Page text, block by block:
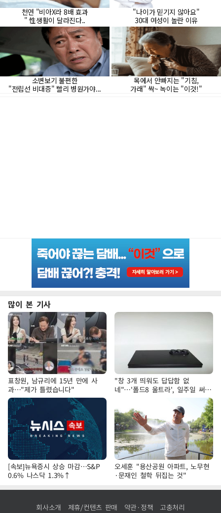
많이 본 기사
표창원, 남규리에 15년 만에 사
과…"제가 틀렸습니다"
"창 3개 띄워도 답답함 없
네"…'폴드8 울트라', 일주일 써보
[속보]뉴욕증시 상승 마감…S&P
0.6% 나스닥 1.3%↑
오세훈 "용산공원 아파트, 노무현
·문재인 철학 뒤집는 것"
회사소개 제휴/컨텐츠 판매 약관·정책 고충처리